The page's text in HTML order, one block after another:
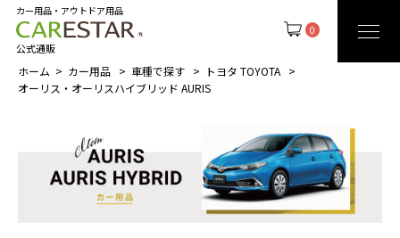
0
カー用品・アウトドア用品
公式通販
ホーム カー用品 車種で探す
トヨタ TOYOTA
オーリス・オーリスハイブリッド AURIS